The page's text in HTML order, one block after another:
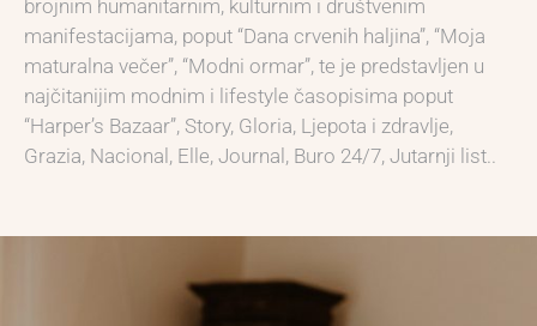
brojnim humanitarnim, kulturnim i društvenim
manifestacijama, poput “Dana crvenih haljina”, “Moja
maturalna večer”, “Modni ormar”, te je predstavljen u
najčitanijim modnim i lifestyle časopisima poput
“Harper’s Bazaar”, Story, Gloria, Ljepota i zdravlje,
Grazia, Nacional, Elle, Journal, Buro 24/7, Jutarnji list..